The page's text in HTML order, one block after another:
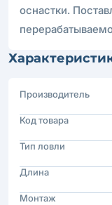
оснастки.
Производитель
Код товара
Тип ловли
Длина
Монтаж